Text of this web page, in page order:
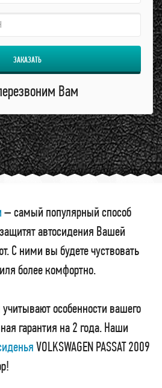
ЗАКАЗАТЬ
Вам
– самый популярный способ
автосидения Вашей
С ними вы будете чуствовать
более комфортно.
особенности вашего
гарантия на 2 года. Наши
VOLKSWAGEN PASSAT 2009